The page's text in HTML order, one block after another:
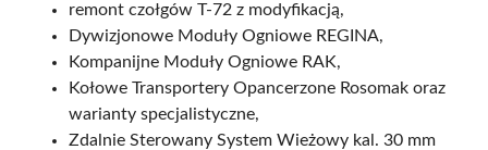
remont czołgów T-72 z modyfikacją,
Dywizjonowe Moduły Ogniowe REGINA,
Kompanijne Moduły Ogniowe RAK,
Kołowe Transportery Opancerzone Rosomak oraz
warianty specjalistyczne,
Zdalnie Sterowany System Wieżowy kal. 30 mm